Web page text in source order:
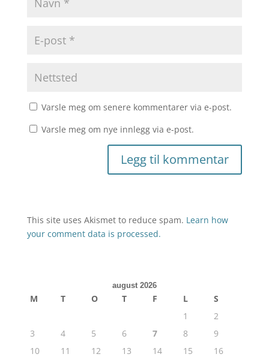
Varsle meg om senere kommentarer via e-post.
Varsle meg om nye innlegg via e-post.
This site uses Akismet to reduce spam. Learn how
your comment data is processed.
august 2026
M T O T F L
S
1
2
3
4 5 6 7 8
9
10
11 12 13 14 15
16